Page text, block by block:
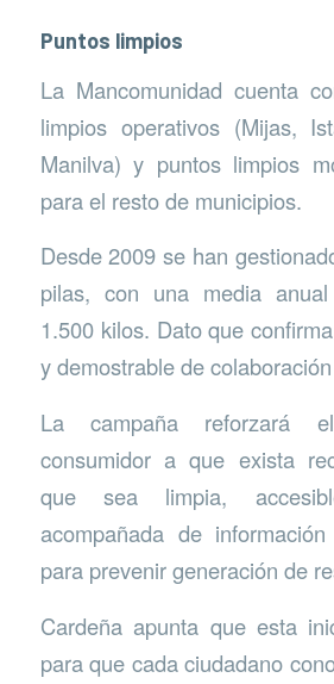
Puntos limpios
La Mancomunidad cuenta
limpios operativos (Mijas,
Manilva) y puntos limpios
para el resto de municipios.
Desde 2009 se han
pilas, con una media
1.500 kilos. Dato que
y demostrable de
La campaña reforzará
consumidor a que exista
que sea limpia,
acompañada de
para prevenir generación de
Cardeña apunta que esta
para que cada ciudadano